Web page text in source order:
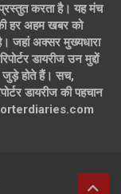
प्रस्तुत करता है। यह मंच
हर अहम खबर को
जहां अक्सर मुख्यधारा
डायरीज उन मुद्दों
जुड़े होते हैं। सच,
डायरीज की पहचान